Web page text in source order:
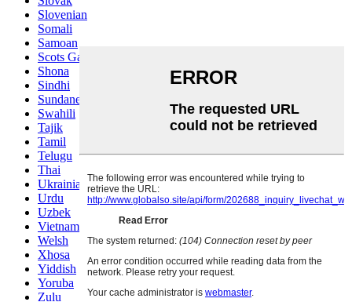
Slovenian
Somali
Samoan
Scots Gaelic
Shona
Sindhi
Sundanese
Swahili
Tajik
Tamil
Telugu
Thai
Ukrainian
Urdu
Uzbek
Vietnamese
Welsh
Xhosa
Yiddish
Yoruba
Zulu